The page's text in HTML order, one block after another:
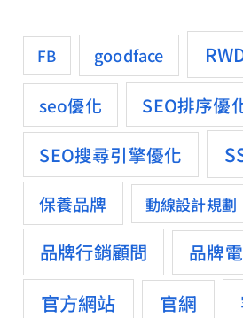
FB goodface
seo優化
SEO排序優
SEO搜尋引擎優化
保養品牌 動線設計規劃
品牌行銷顧問 品牌
官方網站 官網